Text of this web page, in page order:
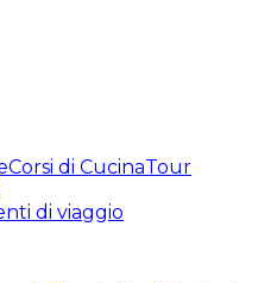
Corsi di CucinaTour
di viaggio